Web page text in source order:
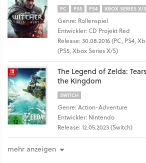
PC PS5 PS4 XBOX SERIES X/S
Genre: Rollenspiel
Entwickler: CD Projekt Red
Release: 30.08.2016 (PC, PS4,
(PS5, Xbox Series X/S)
The Legend of Zelda:
the Kingdom
SWITCH
Genre: Action-Adventure
Entwickler: Nintendo
Release: 12.05.2023 (Switch)
mehr anzeigen